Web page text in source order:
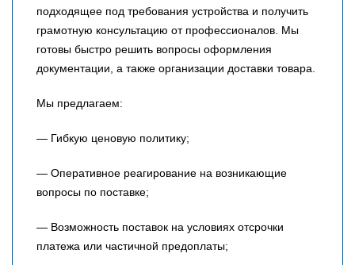
подходящее под требования устройства и получить
грамотную консультацию от профессионалов. Мы
готовы быстро решить вопросы оформления
документации, а также организации доставки товара.
Мы предлагаем:
— Гибкую ценовую политику;
— Оперативное реагирование на возникающие
вопросы по поставке;
— Возможность поставок на условиях отсрочки
платежа или частичной предоплаты;